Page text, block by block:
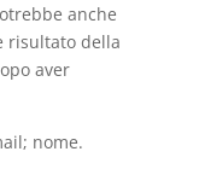
anche
risultato della
aver
nome.